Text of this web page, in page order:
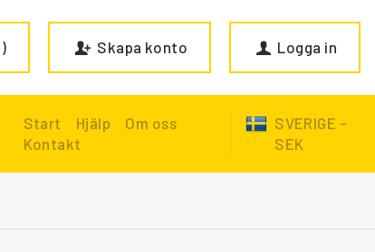
Skapa konto Logga in
Start Hjälp
Om oss
Kontakt
SVERIGE -
SEK